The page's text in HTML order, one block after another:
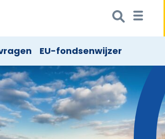
Zoeken
naar:
Zoekbutton
EU-fondsenwijzer